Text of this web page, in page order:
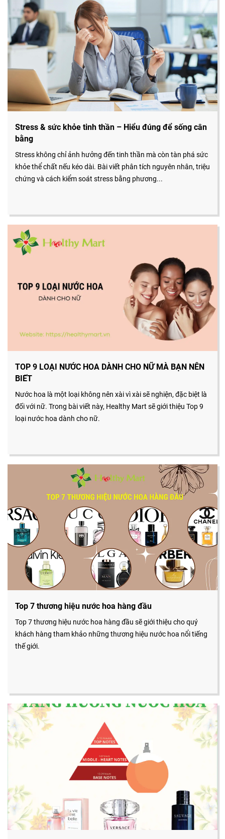
Stress & sức khỏe tinh thần – Hiểu đúng để sống cân
bằng
Stress không chỉ ảnh hưởng đến tinh thần mà còn tàn phá sức
khỏe thể chất nếu kéo dài. Bài viết phân tích nguyên nhân, triệu
chứng và cách kiểm soát stress bằng phương...
TOP 9 LOẠI NƯỚC HOA DÀNH CHO NỮ MÀ BẠN NÊN
BIẾT
Nước hoa là một loại không nên xài vì xài sẽ nghiện, đặc biệt là
đối với nữ. Trong bài viết này, Healthy Mart sẽ giới thiệu Top 9
loại nước hoa dành cho nữ.
Top 7 thương hiệu nước hoa hàng đầu
Top 7 thương hiệu nước hoa hàng đầu sẽ giới thiệu cho quý
khách hàng tham khảo những thương hiệu nước hoa nổi tiếng
thế giới.